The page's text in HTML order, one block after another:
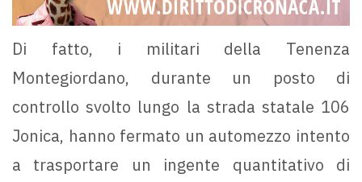
Di fatto, i militari della Tenenza
Montegiordano, durante un posto di
controllo svolto lungo la strada statale 106
Jonica, hanno fermato un automezzo intento
a trasportare un ingente quantitativo di